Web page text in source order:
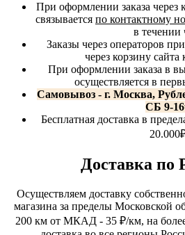
При оформлении заказа через
связывается по контактному
в течении
Заказы через операторов
через корзину сайта
При оформлении заказа в
осуществляется в
Самовывоз - г. Москва,
СБ 9-
Бесплатная доставка в
Доставка по
Осуществляем доставку
магазина за пределы Московской
200 км от МКАД - 35 ₽/км, на